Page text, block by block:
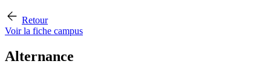
Retour
Voir la fiche campus
Alternance